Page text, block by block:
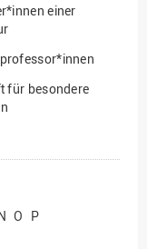
einer
für besondere
im
O P